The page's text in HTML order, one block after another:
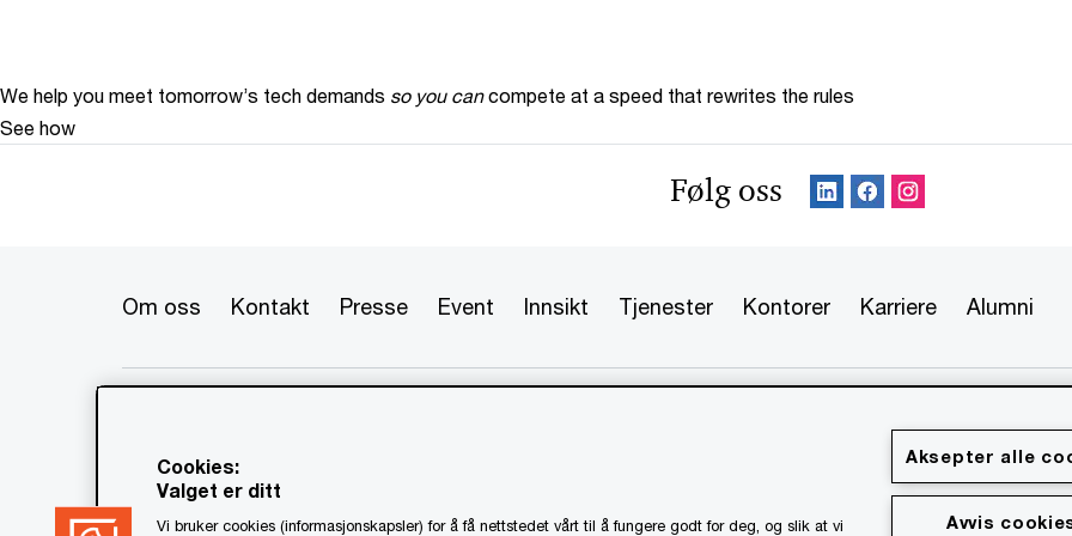
We help you meet tomorrow’s tech demands so you can compete at a speed that rewrites the rules
See how
Følg oss
Om oss Kontakt Presse Event Innsikt Tjenester Kontorer Karriere Alumni
© 2020 - 2026 PwC. Alle rettigheter forbeholdt. PwC refererer til PwC-nettverket og/eller en eller
Ansvarsbegrensning Om utgiver Standardvilkår Åpenhetsrapport
Cookies:
Valget er ditt
Vi bruker cookies (informasjonskapsler) for å få nettstedet vårt til å fungere godt for deg, og slik at vi
Aksepter alle
Avvis